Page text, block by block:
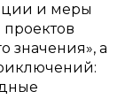
и меры
значения», а